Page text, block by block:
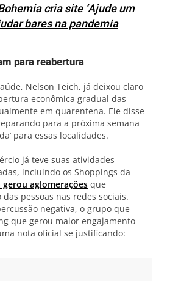
cria site ‘Ajude um
bares na pandemia
para reabertura
Nelson Teich, já deixou claro
econômica gradual das
em quarentena. Ele disse
para a próxima semana
para essas localidades.
já teve suas atividades
incluindo os Shoppings da
aglomerações que
pessoas nas redes sociais.
negativa, o grupo que
que gerou maior engajamento
nota oficial se justificando: